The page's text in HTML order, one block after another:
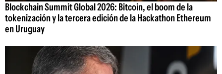
Blockchain Summit Global 2026: Bitcoin, el boom de la
tokenización y la tercera edición de la Hackathon Ethereum
en Uruguay